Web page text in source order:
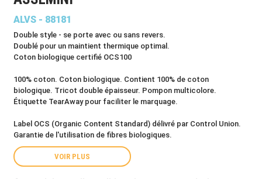
ALVS - 88181
Double style - se porte avec ou sans revers.
Doublé pour un maintient thermique optimal.
Coton biologique certifié OCS100
100% coton. Coton biologique. Contient 100% de coton
biologique. Tricot double épaisseur. Pompon multicolore.
Étiquette TearAway pour faciliter le marquage.
Label OCS (Organic Content Standard) délivré par Control Union.
Garantie de l'utilisation de fibres biologiques.
VOIR PLUS